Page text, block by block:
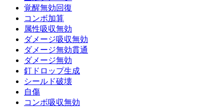
覚醒無効回復
コンボ加算
属性吸収無効
ダメージ吸収無効
ダメージ無効貫通
ダメージ無効
釘ドロップ生成
シールド破壊
自傷
コンボ吸収無効